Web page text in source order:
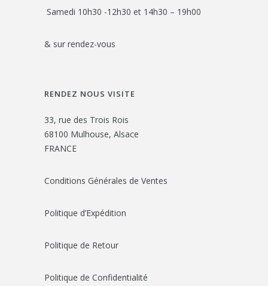
Samedi 10h30 -12h30 et 14h30 – 19h00
& sur rendez-vous
RENDEZ NOUS VISITE
33, rue des Trois Rois
68100 Mulhouse, Alsace
FRANCE
Conditions Générales de Ventes
Politique d’Expédition
Politique de Retour
Politique de Confidentialité